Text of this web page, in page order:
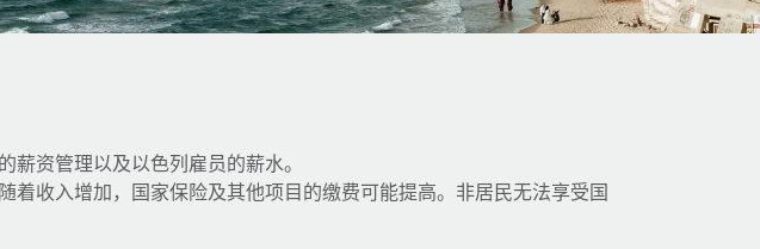
薪资管理以及以色列雇员的薪水。
着收入增加，国家保险及其他项目的缴费可能提高。非居民无法享受国